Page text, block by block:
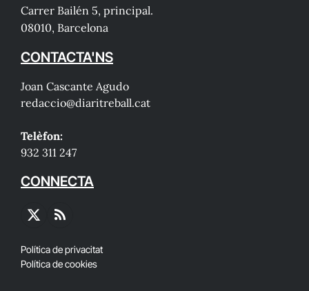
Carrer Bailén 5, principal.
08010, Barcelona
CONTACTA'NS
Joan Cascante Agudo
redaccio@diaritreball.cat
Telèfon:
932 311 247
CONNECTA
X
RSS
Política de privacitat
Política de cookies